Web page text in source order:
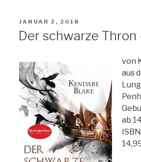
Die
Königin“
VERÖFFENTLICHT
JANUAR 2, 2018
Der schwarze
von
aus
ab